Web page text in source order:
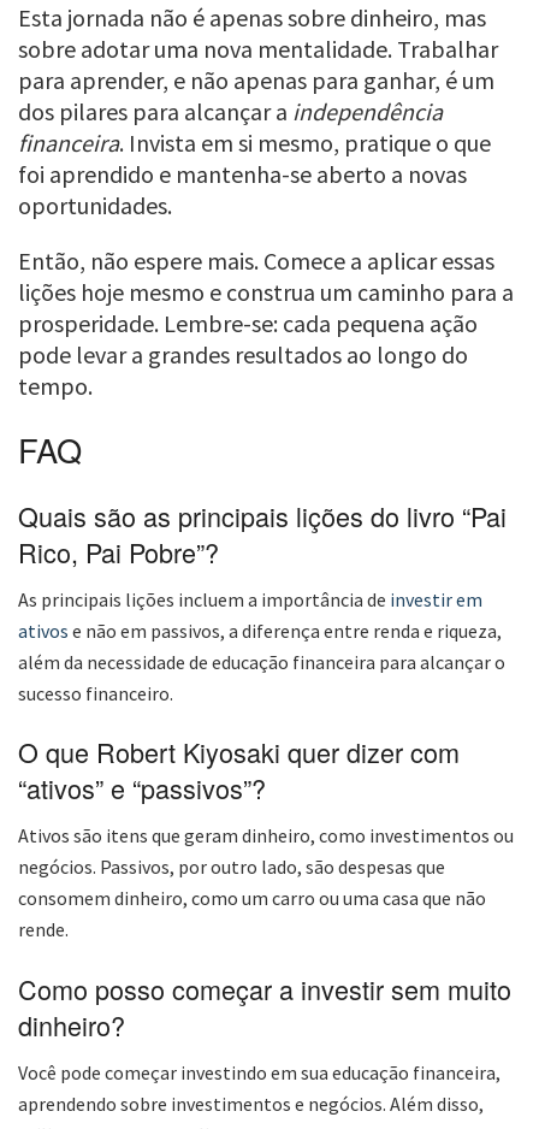
Esta jornada não é apenas sobre dinheiro, mas
sobre adotar uma nova mentalidade. Trabalhar
para aprender, e não apenas para ganhar, é um
dos pilares para alcançar a independência
financeira. Invista em si mesmo, pratique o que
foi aprendido e mantenha-se aberto a novas
oportunidades.
Então, não espere mais. Comece a aplicar essas
lições hoje mesmo e construa um caminho para a
prosperidade. Lembre-se: cada pequena ação
pode levar a grandes resultados ao longo do
tempo.
FAQ
Quais são as principais lições do livro “Pai
Rico, Pai Pobre”?
As principais lições incluem a importância de investir em
ativos e não em passivos, a diferença entre renda e riqueza,
além da necessidade de educação financeira para alcançar o
sucesso financeiro.
O que Robert Kiyosaki quer dizer com
“ativos” e “passivos”?
Ativos são itens que geram dinheiro, como investimentos ou
negócios. Passivos, por outro lado, são despesas que
consomem dinheiro, como um carro ou uma casa que não
rende.
Como posso começar a investir sem muito
dinheiro?
Você pode começar investindo em sua educação financeira,
aprendendo sobre investimentos e negócios. Além disso,